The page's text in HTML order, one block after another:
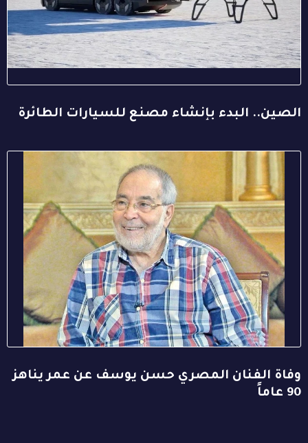
الصين.. البدء بإنشاء مصنع للسيارات الطائرة
وفاة الفنان المصري حسن يوسف عن عمر يناهز
90 عاماً